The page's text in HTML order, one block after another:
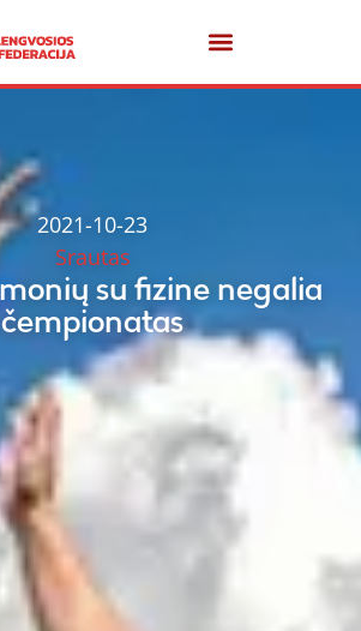
2021-10-23
Srautas
su fizine negalia
čempionatas